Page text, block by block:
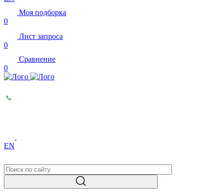
Моя подборка
0
Лист запроса
0
Сравнение
0
EN